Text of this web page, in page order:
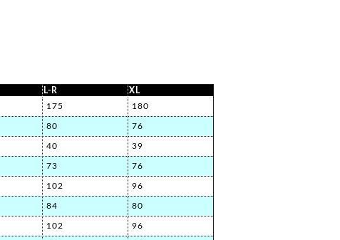
L-R
XL
175 180
80 76
40 39
73 76
102 96
84 80
102 96